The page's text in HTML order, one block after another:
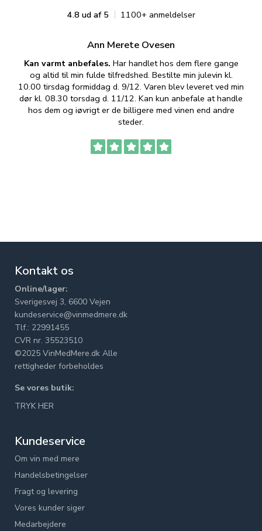
4.8 ud af 5 1100+ anmeldelser
Ann Merete Ovesen
Kan varmt anbefales. Har handlet hos dem flere gange
og altid til min fulde tilfredshed. Bestilte min julevin kl.
10.00 tirsdag formiddag d. 9/12. Varen blev leveret ved min
dør kl. 08.30 torsdag d. 11/12. Kan kun anbefale at handle
hos dem og iøvrigt er de billigere med vinen end andre
steder.
Kontakt os
Online/lager:
Sverigesvej 3, 6600 Vejen
kundeservice@vinmedmere.dk
Tlf.: 22991455
CVR nr. 35523510
©2025 VinMedMere.dk Alle
rettigheder forbeholdes
Se vores butik:
TRYK HER
Kundeservice
Om vin med mere
Handelsbetingelser
Fragt og levering
Vores kunder siger
Medarbejdere